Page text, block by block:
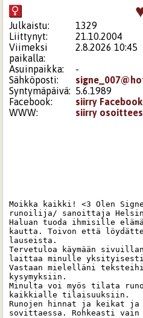
Julkaistu:
1329
Liittynyt:
21.10.2004
Viimeksi
paikalla:
2.8.2026 10:45
Asuinpaikka:
-
Sähköposti:
Syntymäpäivä: 5.6.1989
Facebook:
siirry
WWW:
siirry
Moikka kaikki! <3 Olen Signe
runoilija/ sanoittaja
Haluan tuoda ihmisille
kautta. Toivon että löydätte
lauseista.
Tervetuloa käymään
laittaa minulle
Vastaan mielelläni
kysymyksiin.
Minulta voi myös tilata
kaikkialle tilaisuuksiin.
Runojen hinnat ja keikat ja
sovittaessa. Rohkeasti